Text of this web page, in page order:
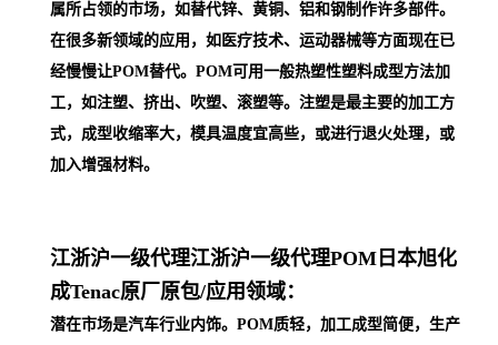
属所占领的市场，如替代锌、黄铜、铝和钢制作许多部件。
在很多新领域的应用，如医疗技术、运动器械等方面现在已
经慢慢让POM替代。POM可用一般热塑性塑料成型方法加
工，如注塑、挤出、吹塑、滚塑等。注塑是最主要的加工方
式，成型收缩率大，模具温度宜高些，或进行退火处理，或
加入增强材料。
江浙沪一级代理江浙沪一级代理POM日本旭化
成Tenac原厂原包/应用领域：
潜在市场是汽车行业内饰。POM质轻，加工成型简便，生产